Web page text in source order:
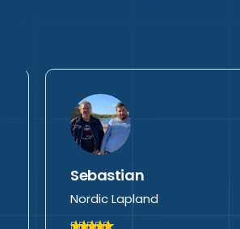
Sebastian
Nordic Lapland